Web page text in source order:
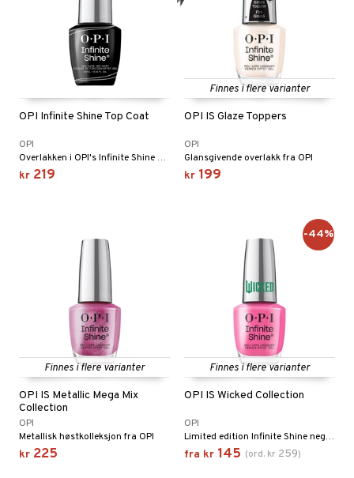
OPI Infinite Shine Top Coat
OPI
Overlakken i OPI's Infinite Shine 3-stegssystem
kr 219
Finnes i flere varianter
OPI IS Glaze Toppers
OPI
Glansgivende overlakk fra OPI
kr 199
Finnes i flere varianter
OPI IS Metallic Mega Mix
Collection
OPI
Metallisk høstkolleksjon fra OPI
kr 225
Finnes i flere varianter
OPI IS Wicked Collection
OPI
Limited edition Infinite Shine neglelakk inspirert av filmen Wicked
fra kr 145 (ord. kr 259)
-44%